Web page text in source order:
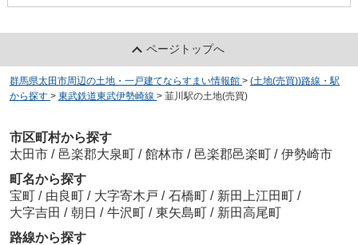
ページトップへ
群馬県太田市周辺の土地・一戸建てならすまい情報館 > (土地(売買))路線・駅
から探す > 東武鉄道東武伊勢崎線 > 韮川駅の土地(売買)
市区町村から探す
太田市 / 邑楽郡大泉町 / 館林市 / 邑楽郡邑楽町 / 伊勢崎市
町名から探す
宝町 / 由良町 / 大字寄木戸 / 石橋町 / 新田上江田町 /
大字吉田 / 朝日 / 牛沢町 / 東矢島町 / 新田高尾町
路線から探す